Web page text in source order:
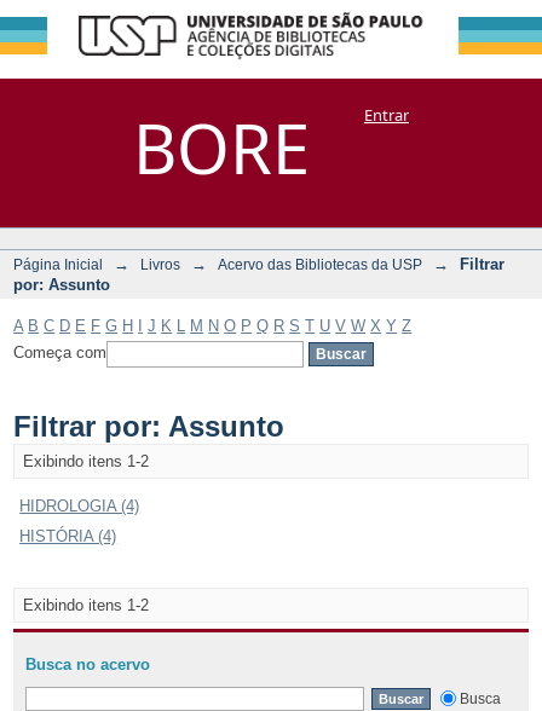
BORE
Filtrar por:
Assunto
DSpace/Manakin + CoriscoEntrar
Página Inicial → Livros → Acervo das Bibliotecas da USP →
Filtrar
por: Assunto
A B C D E F G H J K M N O P Q R S T U V W X Y Z
Começa com
Filtrar por: Assunto
Exibindo itens 1-2
HIDROLOGIA (4)
HISTÓRIA (4)
Exibindo itens 1-2
Busca no acervo
Busca